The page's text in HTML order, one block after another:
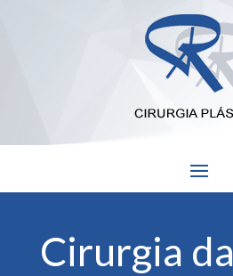
Cirurgia